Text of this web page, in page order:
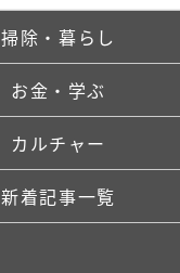
掃除・暮らし
お金・学ぶ
カルチャー
新着記事一覧